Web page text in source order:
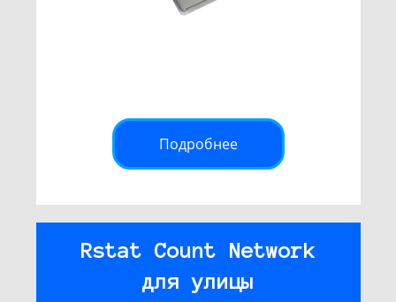
Подробнее
Rstat Count Network
для улицы